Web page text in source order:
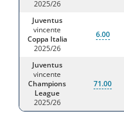
2025/26
Juventus
vincente
Coppa Italia
2025/26
6.00
Juventus
vincente
Champions
League
2025/26
71.00